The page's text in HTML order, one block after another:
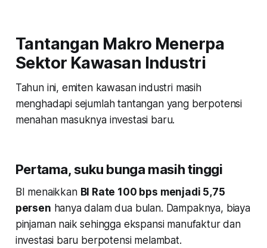
Tantangan Makro Menerpa
Sektor Kawasan Industri
Tahun ini, emiten kawasan industri masih
menghadapi sejumlah tantangan yang berpotensi
menahan masuknya investasi baru.
Pertama, suku bunga masih tinggi
BI menaikkan BI Rate 100 bps menjadi 5,75
persen hanya dalam dua bulan. Dampaknya, biaya
pinjaman naik sehingga ekspansi manufaktur dan
investasi baru berpotensi melambat.